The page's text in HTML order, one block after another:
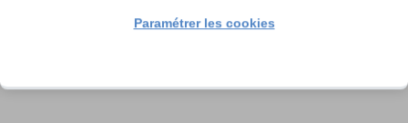
Paramétrer les cookies